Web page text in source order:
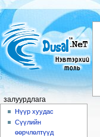
залуурдлага
Нүүр хуудас
Сүүлийн
өөрчлөлтүүд